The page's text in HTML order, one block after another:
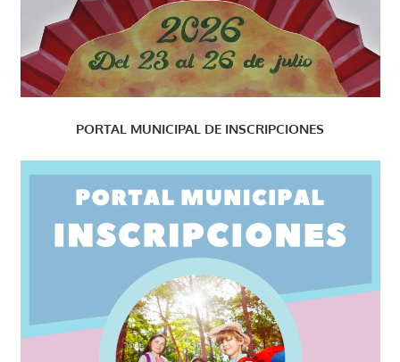
PORTAL MUNICIPAL DE INSCRIPCIONES